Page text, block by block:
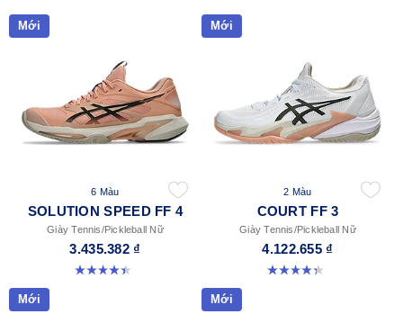
Mới
6 Màu
SOLUTION SPEED FF 4
Giày Tennis/Pickleball Nữ
3.435.382 ₫
4.4 trong số 5 sao. 16 đánh giá
Mới
2 Màu
COURT FF 3
Giày Tennis/Pickleball Nữ
4.122.655 ₫
4.3 trong số 5 sao. 55 đánh giá
Mới Mới